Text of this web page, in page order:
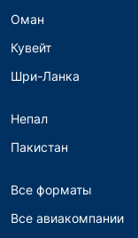
Оман
Кувейт
Шри-Ланка
Непал
Пакистан
Все форматы
Все авиакомпании